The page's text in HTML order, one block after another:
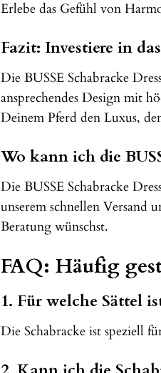
Erlebe das Gefühl von
Fazit: Investiere in
Die BUSSE Schabracke
ansprechendes Design mit
Deinem Pferd den Luxus,
Wo kann ich die
Die BUSSE Schabracke
unserem schnellen Versand
Beratung wünschst.
FAQ: Häufig
1. Für welche Sättel
Die Schabracke ist speziell